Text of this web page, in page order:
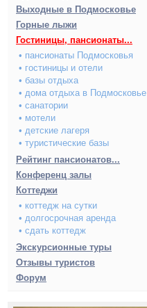
Выходные в Подмосковье
Горные лыжи
Гостиницы, пансионаты...
• пансионаты Подмосковья
• гостиницы и отели
• базы отдыха
• дома отдыха в Подмосковье
• санатории
• мотели
• детские лагеря
• туристические базы
Рейтинг пансионатов...
Конференц залы
Коттеджи
• коттедж на сутки
• долгосрочная аренда
• сдать коттедж
Экскурсионные туры
Отзывы туристов
Форум